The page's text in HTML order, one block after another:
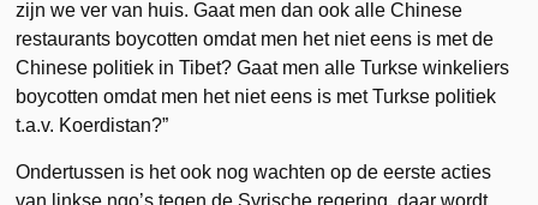
zijn we ver van huis. Gaat men dan ook alle Chinese
restaurants boycotten omdat men het niet eens is met de
Chinese politiek in Tibet? Gaat men alle Turkse winkeliers
boycotten omdat men het niet eens is met Turkse politiek
t.a.v. Koerdistan?”
Ondertussen is het ook nog wachten op de eerste acties
van linkse ngo’s tegen de Syrische regering, daar wordt